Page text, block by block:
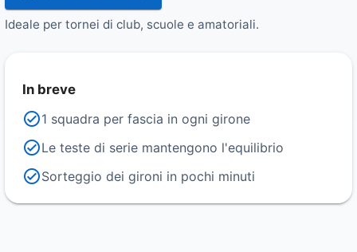
Ideale per tornei di club, scuole e amatoriali.
In breve
1 squadra per fascia in ogni girone
Le teste di serie mantengono l'equilibrio
Sorteggio dei gironi in pochi minuti